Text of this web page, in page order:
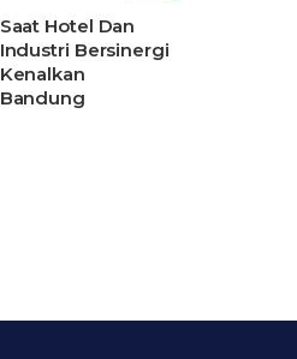
Saat Hotel Dan
Industri Bersinergi
Kenalkan
Bandung